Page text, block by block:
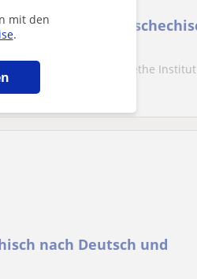
mit den
.
und
Sprache C1 bei Goethe
und...
nach Deutsch und